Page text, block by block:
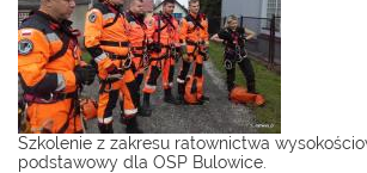
Szkolenie z zakresu ratownictwa
podstawowy dla OSP Bulowice.